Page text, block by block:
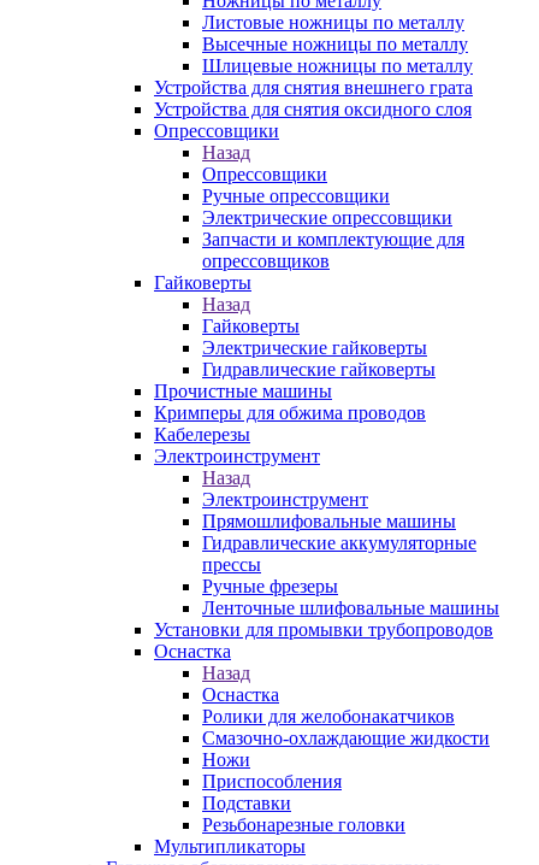
Листовые ножницы по металлу
Высечные ножницы по металлу
Шлицевые ножницы по металлу
Устройства для снятия внешнего грата
Устройства для снятия оксидного слоя
Опрессовщики
Назад
Опрессовщики
Ручные опрессовщики
Электрические опрессовщики
Запчасти и комплектующие для
опрессовщиков
Гайковерты
Назад
Гайковерты
Электрические гайковерты
Гидравлические гайковерты
Прочистные машины
Кримперы для обжима проводов
Кабелерезы
Электроинструмент
Назад
Электроинструмент
Прямошлифовальные машины
Гидравлические аккумуляторные
прессы
Ручные фрезеры
Ленточные шлифовальные машины
Установки для промывки трубопроводов
Оснастка
Назад
Оснастка
Ролики для желобонакатчиков
Смазочно-охлаждающие жидкости
Ножи
Приспособления
Подставки
Резьбонарезные головки
Мультипликаторы